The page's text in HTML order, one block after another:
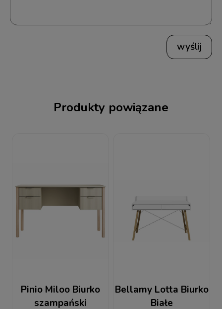
wyślij
Produkty powiązane
Pinio Miloo Biurko
szampański
Bellamy Lotta Biurko
Białe